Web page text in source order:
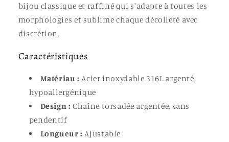
bijou classique et raffiné qui s'adapte à toutes les
morphologies et sublime chaque décolleté avec
discrétion.
Caractéristiques
Matériau : Acier inoxydable 316L argenté,
hypoallergénique
Design : Chaîne torsadée argentée, sans
pendentif
Longueur : Ajustable